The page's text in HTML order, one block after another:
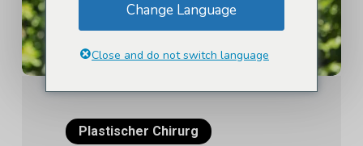
Plastischer Chirurg
Change Language
Close and do not switch language